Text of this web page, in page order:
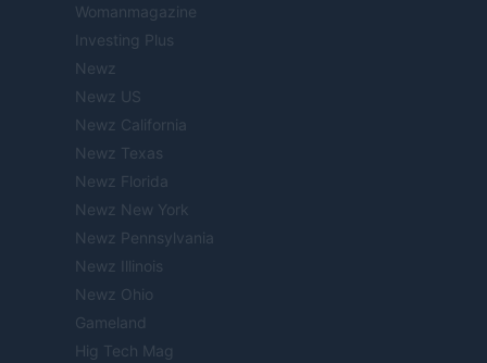
Womanmagazine
Investing Plus
Newz
Newz US
Newz California
Newz Texas
Newz Florida
Newz New York
Newz Pennsylvania
Newz Illinois
Newz Ohio
Gameland
Hig Tech Mag